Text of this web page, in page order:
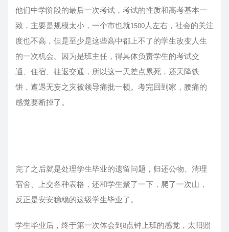
他们中学阶段的最后一次考试，考试的性质和高考基本一
致，主要是规模太小，一个市也就1500人左右，社会的关注
度也不高，但是至少是这些高中都上不了的学生改变人生
的一次机会。因为是班主任，得具体负责学生的考试交
通、住宿、往返交通，所以这一天差点累死，还天降铁
饼，遭遇无妄之灾被领导痛批一顿。考完回到家，腰痛的
感觉要断掉了。
完了之后就是处理学生毕业的遗留问题，归还公物、清理
宿舍、上交各种表格，还和学生聚了一下，爬了一次山，
反正是安安稳稳的这级学生毕业了。
学生毕业后，终于第一次体会到8点钟上班的感觉，太阳照